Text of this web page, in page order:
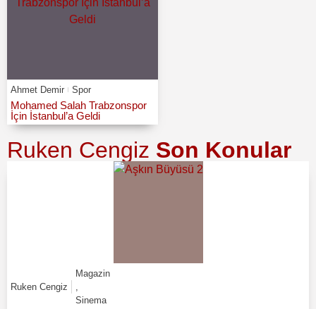
Ahmet Demir Spor
Mohamed Salah Trabzonspor
İçin İstanbul’a Geldi
Ruken Cengiz Son Konular
Ruken Cengiz
Magazin
,
Sinema